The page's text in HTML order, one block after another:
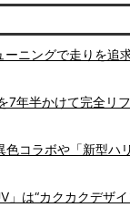
ニングで走りを追
7年半かけて完全リ
色コラボや「新型ハ
」は“カクカクデザ